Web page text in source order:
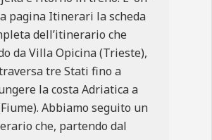
pagina Itinerari la scheda
dell’itinerario che
da Villa Opicina (Trieste),
tre Stati fino a
la costa Adriatica a
Abbiamo seguito un
che, partendo dal